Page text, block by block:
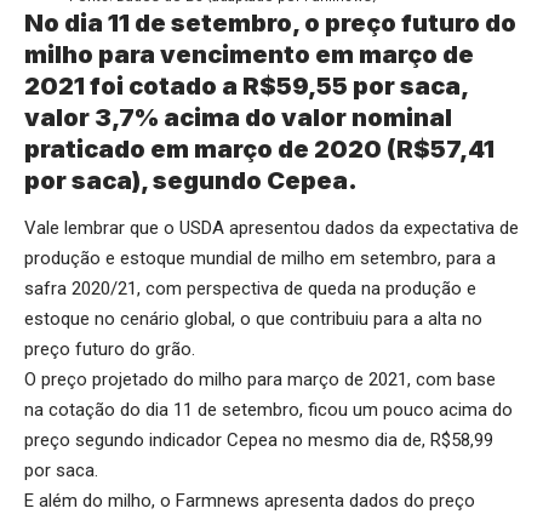
No dia 11 de setembro, o preço futuro do
milho para vencimento em março de
2021 foi cotado a R$59,55 por saca,
valor 3,7% acima do valor nominal
praticado em março de 2020 (R$57,41
por saca), segundo Cepea.
Vale lembrar que o USDA apresentou dados da expectativa de
produção e estoque mundial de milho em setembro, para a
safra 2020/21, com perspectiva de queda na produção e
estoque no cenário global, o que contribuiu para a alta no
preço futuro do grão.
O preço projetado do milho para março de 2021, com base
na cotação do dia 11 de setembro, ficou um pouco acima do
preço segundo indicador Cepea no mesmo dia de, R$58,99
por saca.
E além do milho, o Farmnews apresenta dados do preço